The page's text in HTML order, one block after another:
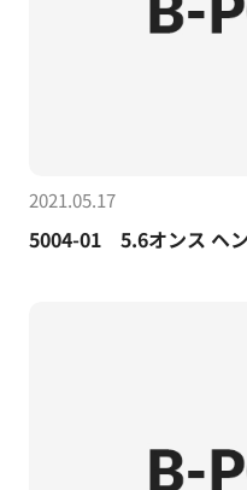
2021.05.17
5004-01 5.6オンス ヘ